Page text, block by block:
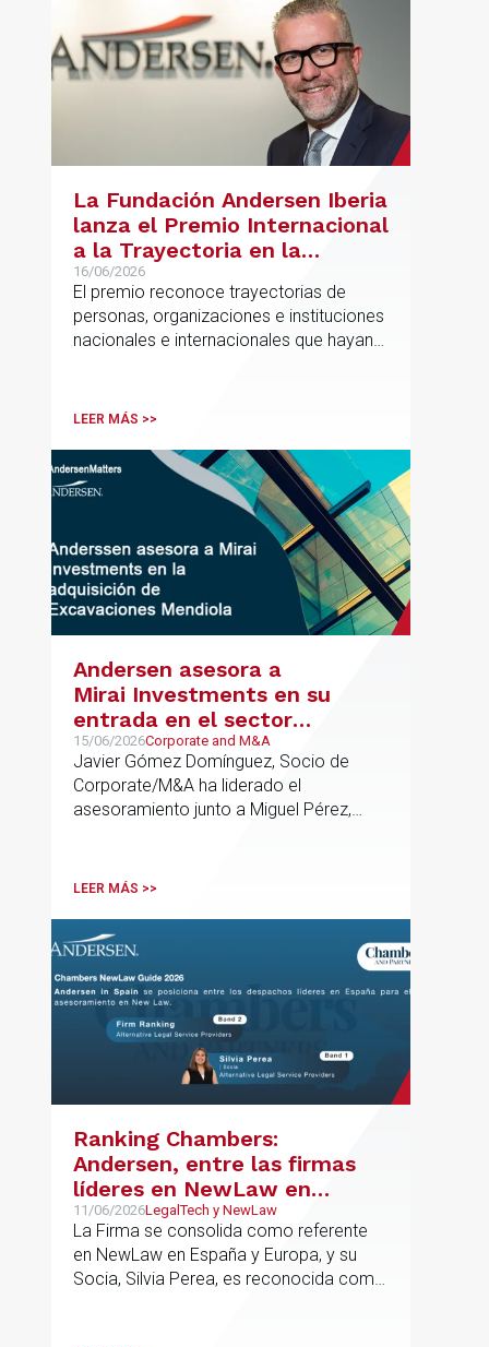
La Fundación Andersen Iberia
lanza el Premio Internacional
a la Trayectoria en la
Promoción de la Educación
16/06/2026
El premio reconoce trayectorias de
personas, organizaciones e instituciones
nacionales e internacionales que hayan
innovación o la equidad educativa
LEER MÁS >>
Andersen asesora a
Mirai Investments en su
entrada en el sector
medioambiental con la
adquisición de la
vasca Excavaciones
Mendiola
15/06/2026Corporate and M&A
Javier Gómez Domínguez, Socio de
Corporate/M&A ha liderado el
asesoramiento junto a Miguel Pérez,
LEER MÁS >>
Ranking Chambers:
Andersen, entre las firmas
líderes en NewLaw en
España y Europa
11/06/2026LegalTech y NewLaw
La Firma se consolida como referente
en NewLaw en España y Europa, y su
Socia, Silvia Perea, es reconocida como